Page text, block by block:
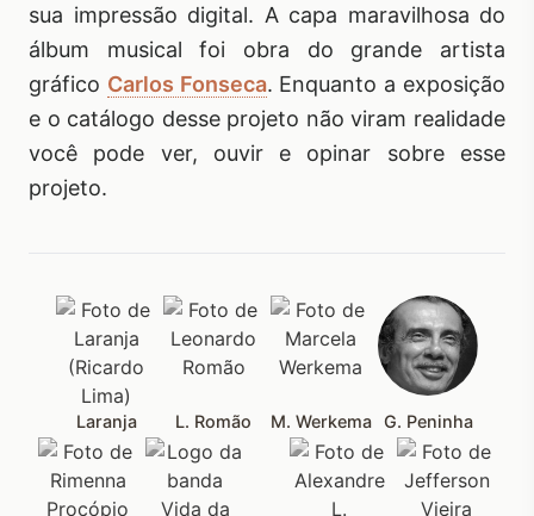
sua impressão digital. A capa maravilhosa do
álbum musical foi obra do grande artista
gráfico Carlos Fonseca. Enquanto a exposição
e o catálogo desse projeto não viram realidade
você pode ver, ouvir e opinar sobre esse
projeto.
Laranja L. Romão M. Werkema G. Peninha